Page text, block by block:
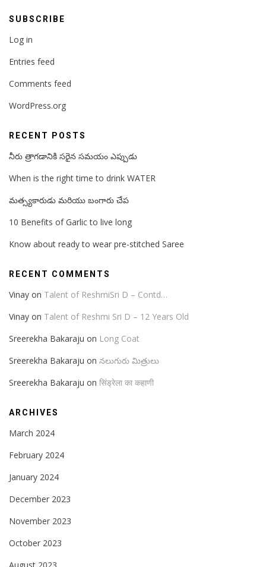
SUBSCRIBE
Log in
Entries feed
Comments feed
WordPress.org
RECENT POSTS
నీరు త్రాగడానికి సరైన సమయం ఎప్పుడు
When is the right time to drink WATER
మత్స్యకారుడు మరియు బంగారు చేప
10 Benefits of Garlic to live long
Know about ready to wear pre-stitched Saree
RECENT COMMENTS
Vinay on Talent of ReshmiSri D – Contd…
Vinay on Talent of Reshmi Sri D – 12 Years Old
Sreerekha Bakaraju on Long Coat
Sreerekha Bakaraju on నలుగురు మిత్రులు
Sreerekha Bakaraju on सिंड्रेला का कहाणी
ARCHIVES
March 2024
February 2024
January 2024
December 2023
November 2023
October 2023